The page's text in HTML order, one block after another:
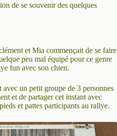
de se souvenir des quelques
et Mia commençait de se faire
peu mal équipé pour ce genre
fun avec son chien.
un petit groupe de 3 personnes
et de partager cet instant avec
et pattes participants au rallye.